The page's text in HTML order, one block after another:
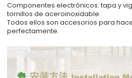
Componentes electrónicos: tapa y
tornillos de aceroinoxidable.
Todos ellos son accesorios para
perfectamente.